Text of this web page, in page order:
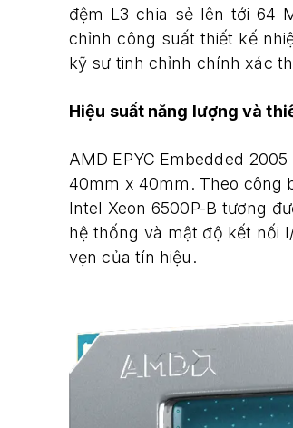
đệm L3 chia sẻ lên tới 64
chỉnh công suất thiết kế
kỹ sư tinh chỉnh chính xác
Hiệu suất năng lượng và
AMD EPYC Embedded
40mm x 40mm. Theo công
Intel Xeon 6500P-B tương
hệ thống và mật độ kết nối
vẹn của tín hiệu.